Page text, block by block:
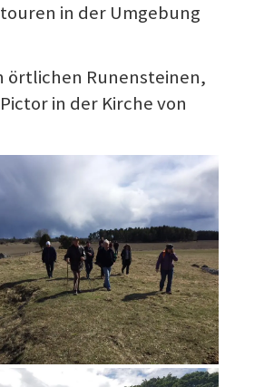
in der Umgebung
örtlichen Runensteinen,
in der Kirche von